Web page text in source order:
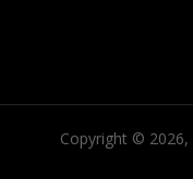
Copyright © 2026,